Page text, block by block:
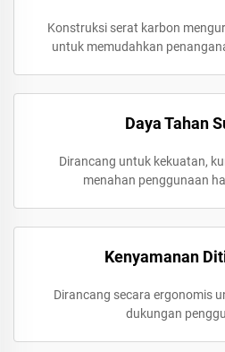
Konstruksi serat karbon
untuk memudahkan
Daya Tahan
Dirancang untuk kekuatan,
menahan penggunaan
Kenyamanan
Dirancang secara ergonomis
dukungan